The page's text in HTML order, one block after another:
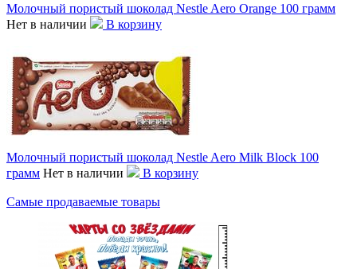
Молочный пористый шоколад Nestle Aero Orange 100 грамм
Нет в наличии
В корзину
Молочный пористый шоколад Nestle Aero Milk Block 100
грамм Нет в наличии В корзину
Самые продаваемые товары